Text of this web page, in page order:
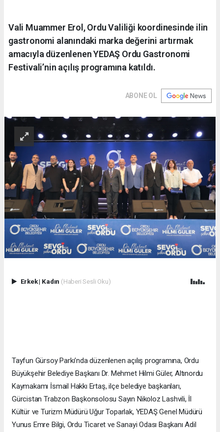
Vali Muammer Erol, Ordu Valiliği koordinesinde ilin
gastronomi alanındaki marka değerini artırmak
amacıyla düzenlenen YEDAŞ Ordu Gastronomi
Festivali’nin açılış programına katıldı.
ABONE OL
Erkek| Kadın (Haberi Sesli Oku)
Tayfun Gürsoy Parkı’nda düzenlenen açılış programına, Ordu
Büyükşehir Belediye Başkanı Dr. Mehmet Hilmi Güler, Altınordu
Kaymakamı İsmail Hakkı Ertaş, ilçe belediye başkanları,
Gürcistan Trabzon Başkonsolosu Sayın Nikoloz Lashvili, İl
Kültür ve Turizm Müdürü Uğur Toparlak, YEDAŞ Genel Müdürü
Yunus Emre Bilgi, Ordu Ticaret ve Sanayi Odası Başkanı Adil